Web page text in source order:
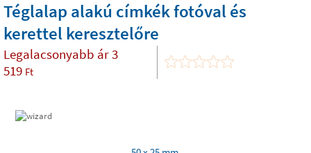
Téglalap alakú címkék fotóval és
kerettel keresztelőre
Legalacsonyabb ár3
519 Ft